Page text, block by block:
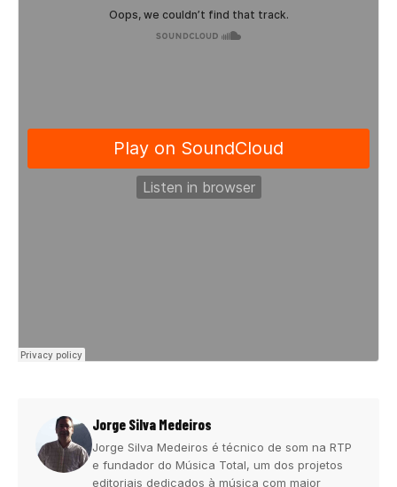
Jorge Silva Medeiros
Jorge Silva Medeiros é técnico de som na RTP
e fundador do Música Total, um dos projetos
editoriais dedicados à música com maior